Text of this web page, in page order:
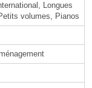
Longues
volumes, Pianos